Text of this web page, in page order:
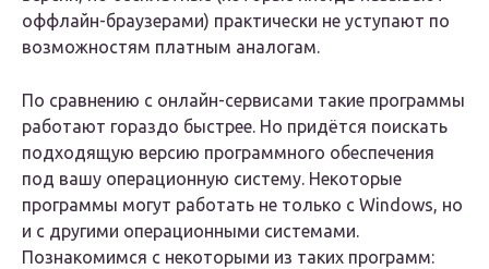
оффлайн-браузерами) практически не уступают по
возможностям платным аналогам.
По сравнению с онлайн-сервисами такие программы
работают гораздо быстрее. Но придётся поискать
подходящую версию программного обеспечения
под вашу операционную систему. Некоторые
программы могут работать не только с Windows, но
и с другими операционными системами.
Познакомимся с некоторыми из таких программ: